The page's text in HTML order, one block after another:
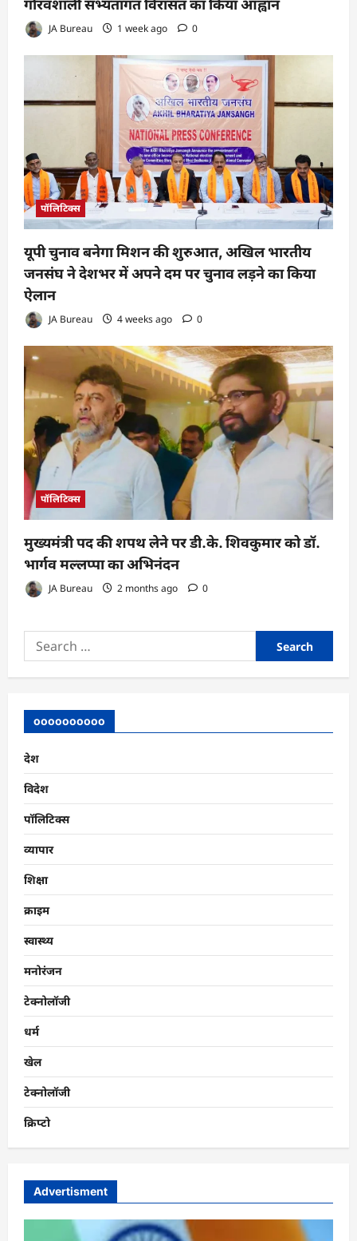
गौरवशाली सभ्यतागत विरासत का किया आह्वान
JA Bureau 1 week ago 0
पॉलिटिक्स
यूपी चुनाव बनेगा मिशन की शुरुआत, अखिल भारतीय
जनसंघ ने देशभर में अपने दम पर चुनाव लड़ने का किया
ऐलान
JA Bureau 4 weeks ago 0
पॉलिटिक्स
मुख्यमंत्री पद की शपथ लेने पर डी.के. शिवकुमार को डॉ.
भार्गव मल्लप्पा का अभिनंदन
JA Bureau 2 months ago 0
Search
for:
oooooooooo
देश
विदेश
पॉलिटिक्स
व्यापार
शिक्षा
क्राइम
स्वास्थ्य
मनोरंजन
टेक्नोलॉजी
धर्म
खेल
टेक्नोलॉजी
क्रिप्टो
Advertisment